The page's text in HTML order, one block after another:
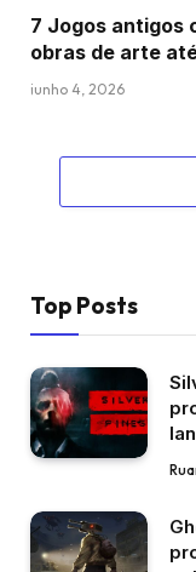
7 Jogos antigos
obras de arte
junho 4, 2026
Top Posts